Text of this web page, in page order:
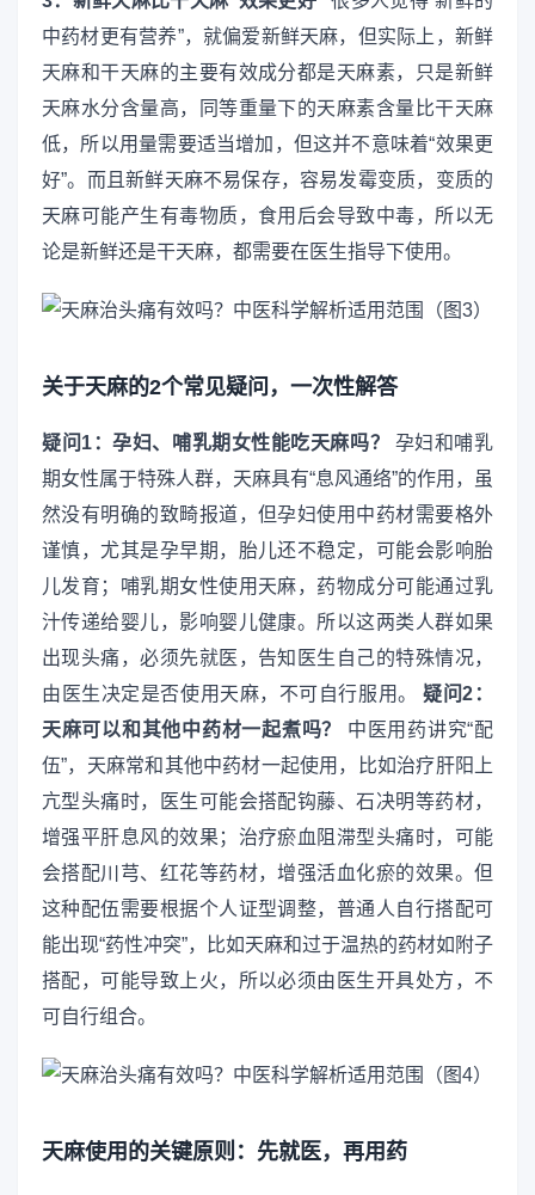
中药材更有营养”，就偏爱新鲜天麻，但实际上，新鲜
天麻和干天麻的主要有效成分都是天麻素，只是新鲜
天麻水分含量高，同等重量下的天麻素含量比干天麻
低，所以用量需要适当增加，但这并不意味着“效果更
好”。而且新鲜天麻不易保存，容易发霉变质，变质的
天麻可能产生有毒物质，食用后会导致中毒，所以无
论是新鲜还是干天麻，都需要在医生指导下使用。
关于天麻的2个常见疑问，一次性解答
疑问1：孕妇、哺乳期女性能吃天麻吗？
孕妇和哺乳
期女性属于特殊人群，天麻具有“息风通络”的作用，虽
然没有明确的致畸报道，但孕妇使用中药材需要格外
谨慎，尤其是孕早期，胎儿还不稳定，可能会影响胎
儿发育；哺乳期女性使用天麻，药物成分可能通过乳
汁传递给婴儿，影响婴儿健康。所以这两类人群如果
出现头痛，必须先就医，告知医生自己的特殊情况，
由医生决定是否使用天麻，不可自行服用。疑问2：
天麻可以和其他中药材一起煮吗？
中医用药讲究“配
伍”，天麻常和其他中药材一起使用，比如治疗肝阳上
亢型头痛时，医生可能会搭配钩藤、石决明等药材，
增强平肝息风的效果；治疗瘀血阻滞型头痛时，可能
会搭配川芎、红花等药材，增强活血化瘀的效果。但
这种配伍需要根据个人证型调整，普通人自行搭配可
能出现“药性冲突”，比如天麻和过于温热的药材如附子
搭配，可能导致上火，所以必须由医生开具处方，不
可自行组合。
天麻使用的关键原则：先就医，再用药